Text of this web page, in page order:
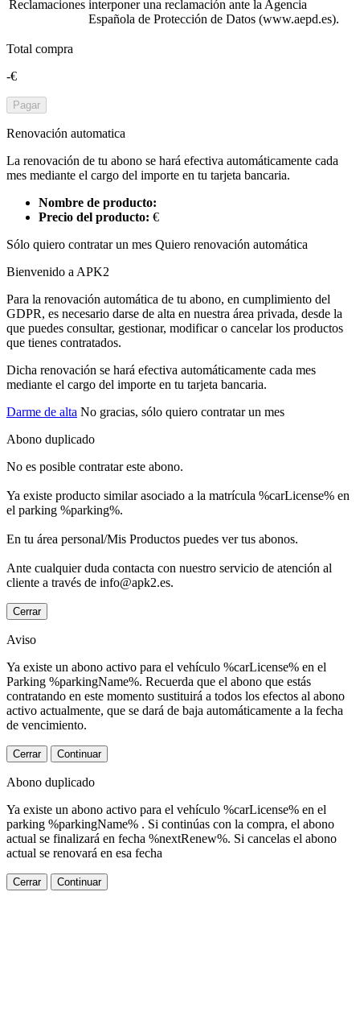
Reclamaciones interponer una reclamación ante la Agencia
Española de Protección de Datos (www.aepd.es).
Total compra
-€
Pagar
Renovación automatica
La renovación de tu abono se hará efectiva automáticamente cada
mes mediante el cargo del importe en tu tarjeta bancaria.
Nombre de producto:
Precio del producto: €
Sólo quiero contratar un mes Quiero renovación automática
Bienvenido a APK2
Para la renovación automática de tu abono, en cumplimiento del
GDPR, es necesario darse de alta en nuestra área privada, desde la
que puedes consultar, gestionar, modificar o cancelar los productos
que tienes contratados.
Dicha renovación se hará efectiva automáticamente cada mes
mediante el cargo del importe en tu tarjeta bancaria.
Darme de alta No gracias, sólo quiero contratar un mes
Abono duplicado
No es posible contratar este abono.
Ya existe producto similar asociado a la matrícula %carLicense% en
el parking %parking%.
En tu área personal/Mis Productos puedes ver tus abonos.
Ante cualquier duda contacta con nuestro servicio de atención al
cliente a través de info@apk2.es.
Cerrar
Aviso
Ya existe un abono activo para el vehículo %carLicense% en el
Parking %parkingName%. Recuerda que el abono que estás
contratando en este momento sustituirá a todos los efectos al abono
activo actualmente, que se dará de baja automáticamente a la fecha
de vencimiento.
Cerrar Continuar
Abono duplicado
Ya existe un abono activo para el vehículo %carLicense% en el
parking %parkingName% . Si continúas con la compra, el abono
actual se finalizará en fecha %nextRenew%. Si cancelas el abono
actual se renovará en esa fecha
Cerrar Continuar